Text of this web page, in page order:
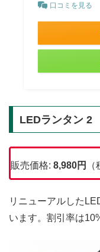
口コミを見る
LEDランタン 2
販売価格: 8,980円
リニューアルした
います。割引率は